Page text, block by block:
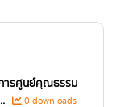
ารศูนย์คุณธรรม
0 downloads